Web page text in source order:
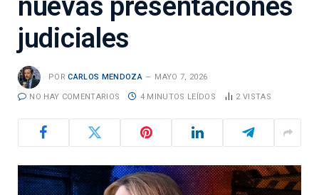
nuevas presentaciones
judiciales
POR CARLOS MENDOZA MAYO 7, 2026
NO HAY COMENTARIOS 4 MINUTOS LEÍDOS 2 VISTAS